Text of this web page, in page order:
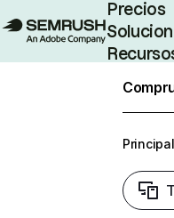
Precios
Principal